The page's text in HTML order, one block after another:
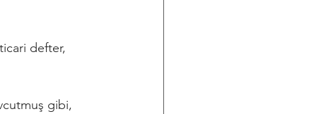
ticari defter,
gibi,